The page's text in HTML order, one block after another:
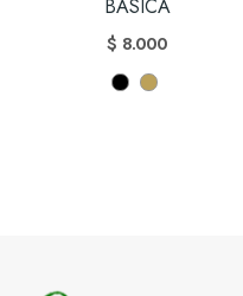
BASICA
$ 8.000